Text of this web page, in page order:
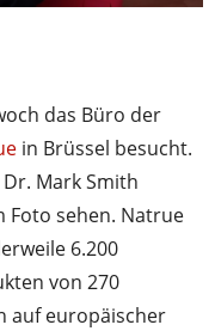
das Büro der
in Brüssel besucht.
Mark Smith
Foto sehen. Natrue
6.200
von 270
auf europäischer